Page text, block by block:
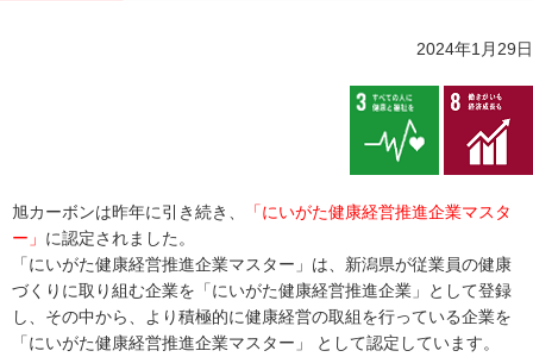
2024年1月29日
旭カーボンは昨年に引き続き、
「にいがた健康経営推進企業マスタ
ー」 に認定されました。
「にいがた健康経営推進企業マスター」は、新潟県が従業員の健康
づくりに取り組む企業を「にいがた健康経営推進企業」として登録
し、その中から、より積極的に健康経営の取組を行っている企業を
「にいがた健康経営推進企業マスター」 として認定しています。